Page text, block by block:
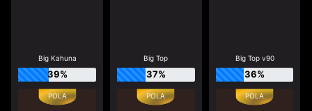
Big Kahuna
39%
Big Top
37%
Big Top v90
36%